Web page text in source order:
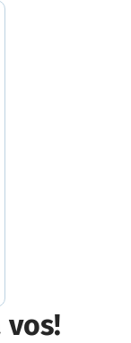
vos!